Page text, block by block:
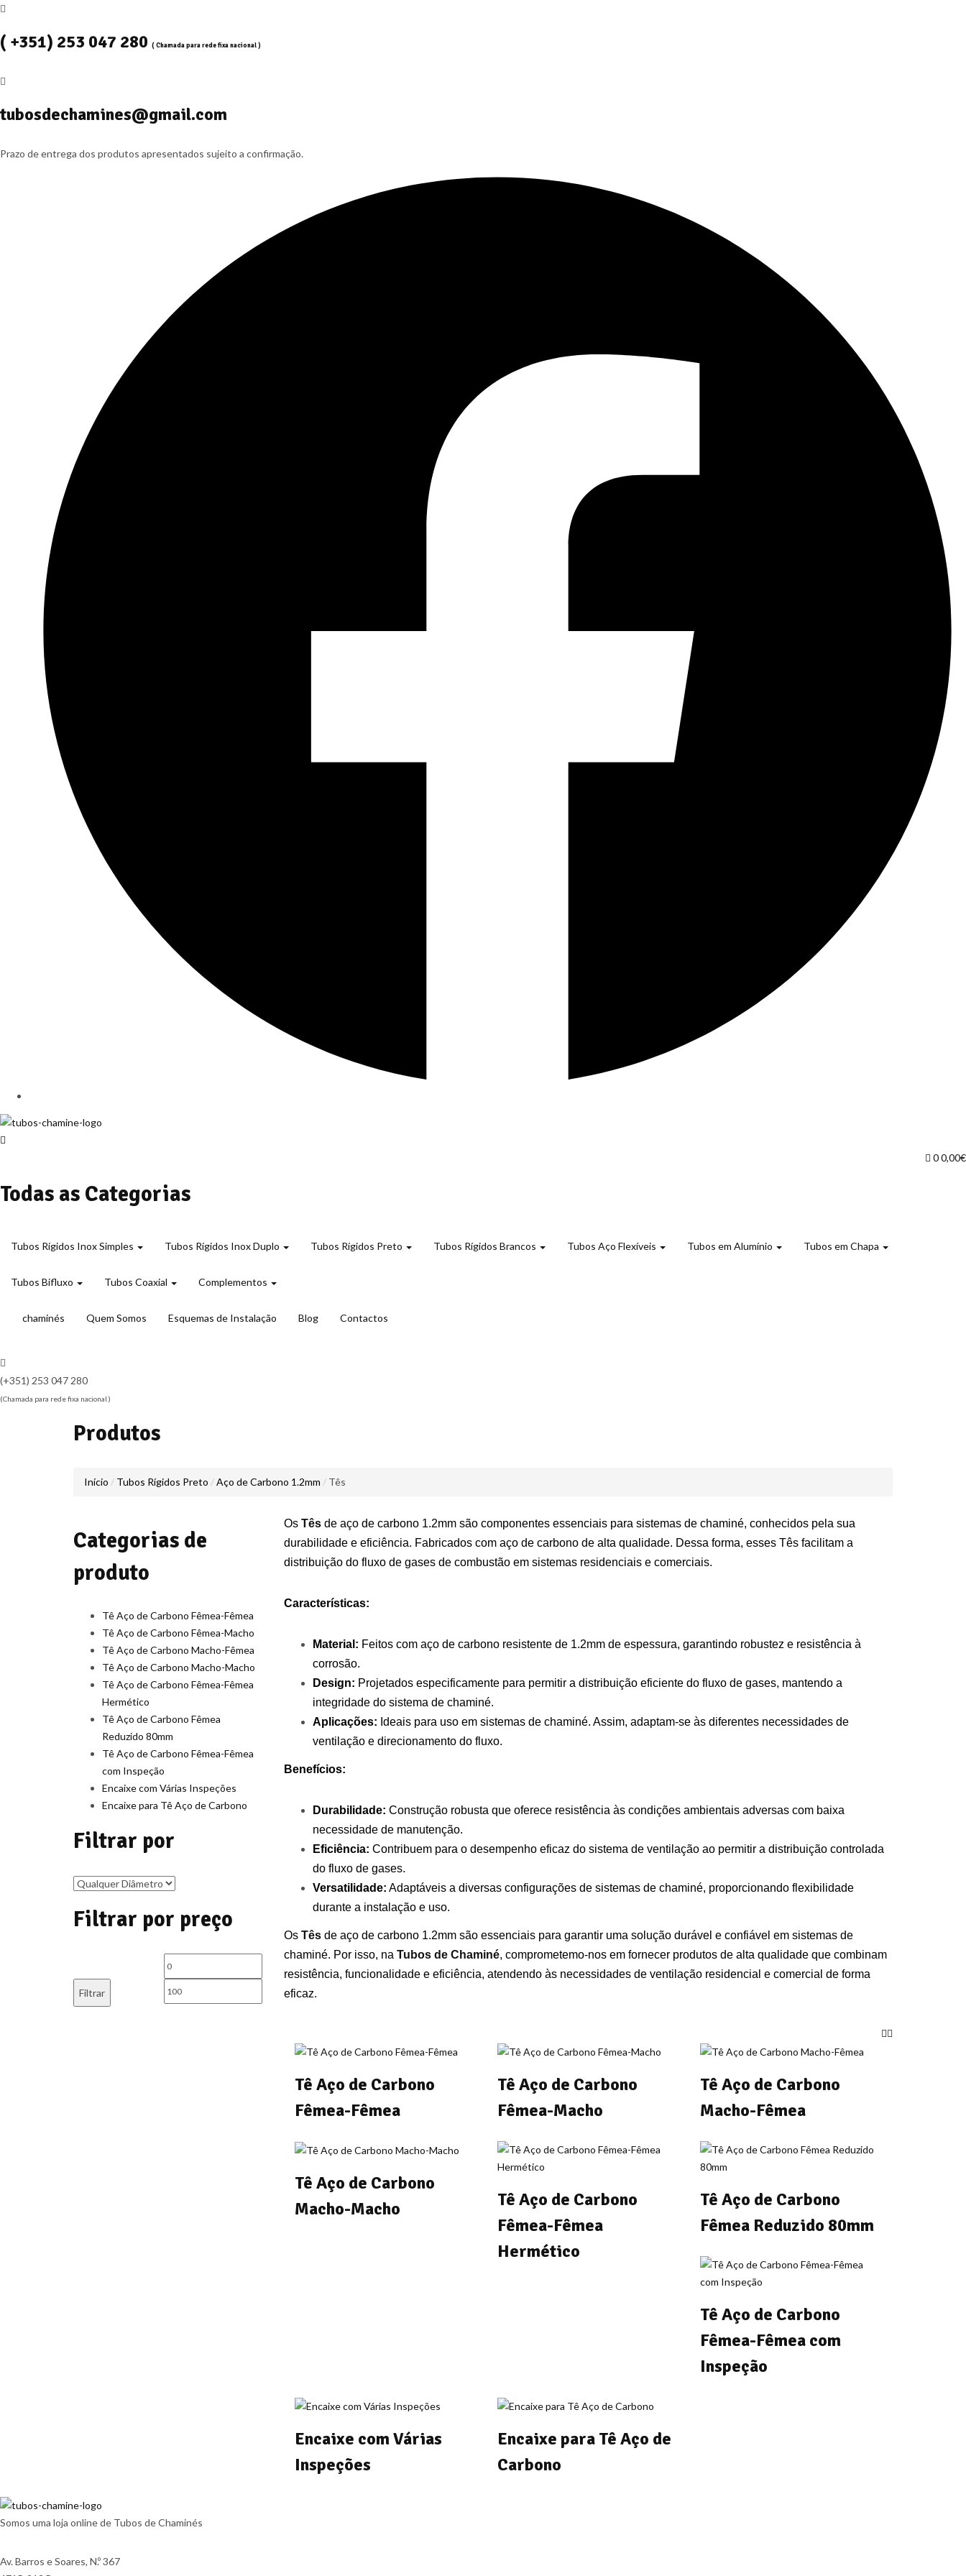
( +351) 253 047 280 ( Chamada para rede fixa nacional )
tubosdechamines@gmail.com
Prazo de entrega dos produtos apresentados sujeito a confirmação.
00,00€
Todas as Categorias
Tubos Rígidos Inox Simples Tubos Rígidos Inox Duplo Tubos Rígidos Preto Tubos Rígidos Brancos Tubos Aço Flexíveis Tubos em Alumínio Tubos em Chapa
Tubos Bifluxo Tubos Coaxial Complementos
chaminés Quem Somos Esquemas de Instalação Blog Contactos
(+351) 253 047 280
(Chamada para rede fixa nacional )
Produtos
Início Tubos Rígidos Preto Aço de Carbono 1.2mm Tês
Categorias de
produto
Tê Aço de Carbono Fêmea-Fêmea
Tê Aço de Carbono Fêmea-Macho
Tê Aço de Carbono Macho-Fêmea
Tê Aço de Carbono Macho-Macho
Tê Aço de Carbono Fêmea-Fêmea
Hermético
Tê Aço de Carbono Fêmea
Reduzido 80mm
Tê Aço de Carbono Fêmea-Fêmea
com Inspeção
Encaixe com Várias Inspeções
Encaixe para Tê Aço de Carbono
Filtrar por
Filtrar por preço
Preço
Filtrar
Os Tês de aço de carbono 1.2mm são componentes essenciais para sistemas de chaminé, conhecidos pela sua
durabilidade e eficiência. Fabricados com aço de carbono de alta qualidade. Dessa forma, esses Tês facilitam a
distribuição do fluxo de gases de combustão em sistemas residenciais e comerciais.
Características:
Material: Feitos com aço de carbono resistente de 1.2mm de espessura, garantindo robustez e resistência à
corrosão.
Design: Projetados especificamente para permitir a distribuição eficiente do fluxo de gases, mantendo a
integridade do sistema de chaminé.
Aplicações: Ideais para uso em sistemas de chaminé. Assim, adaptam-se às diferentes necessidades de
ventilação e direcionamento do fluxo.
Benefícios:
Durabilidade: Construção robusta que oferece resistência às condições ambientais adversas com baixa
necessidade de manutenção.
Eficiência: Contribuem para o desempenho eficaz do sistema de ventilação ao permitir a distribuição controlada
do fluxo de gases.
Versatilidade: Adaptáveis a diversas configurações de sistemas de chaminé, proporcionando flexibilidade
durante a instalação e uso.
Os Tês de aço de carbono 1.2mm são essenciais para garantir uma solução durável e confiável em sistemas de
chaminé. Por isso, na Tubos de Chaminé, comprometemo-nos em fornecer produtos de alta qualidade que combinam
resistência, funcionalidade e eficiência, atendendo às necessidades de ventilação residencial e comercial de forma
eficaz.
Tê Aço de Carbono
Fêmea-Fêmea
Tê Aço de Carbono
Fêmea-Macho
Tê Aço de Carbono
Macho-Fêmea
Tê Aço de Carbono
Macho-Macho
Tê Aço de Carbono
Fêmea-Fêmea
Hermético
Tê Aço de Carbono
Fêmea Reduzido 80mm
Tê Aço de Carbono
Fêmea-Fêmea com
Inspeção
Encaixe com Várias
Inspeções
Encaixe para Tê Aço de
Carbono
Somos uma loja online de Tubos de Chaminés
Av. Barros e Soares, N.º 367